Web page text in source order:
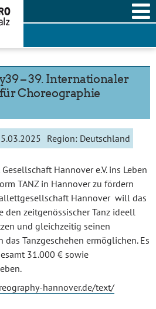
– 39. Internationaler
Choreographie
Region: Deutschland
Hannover e.V. ins Leben
TANZ in Hannover zu fördern
Hannover will das
den zeitgenössischer Tanz ideell
und gleichzeitig seinen
Tanzgeschehen ermöglichen. Es
31.000 € sowie
hannover.de/text/